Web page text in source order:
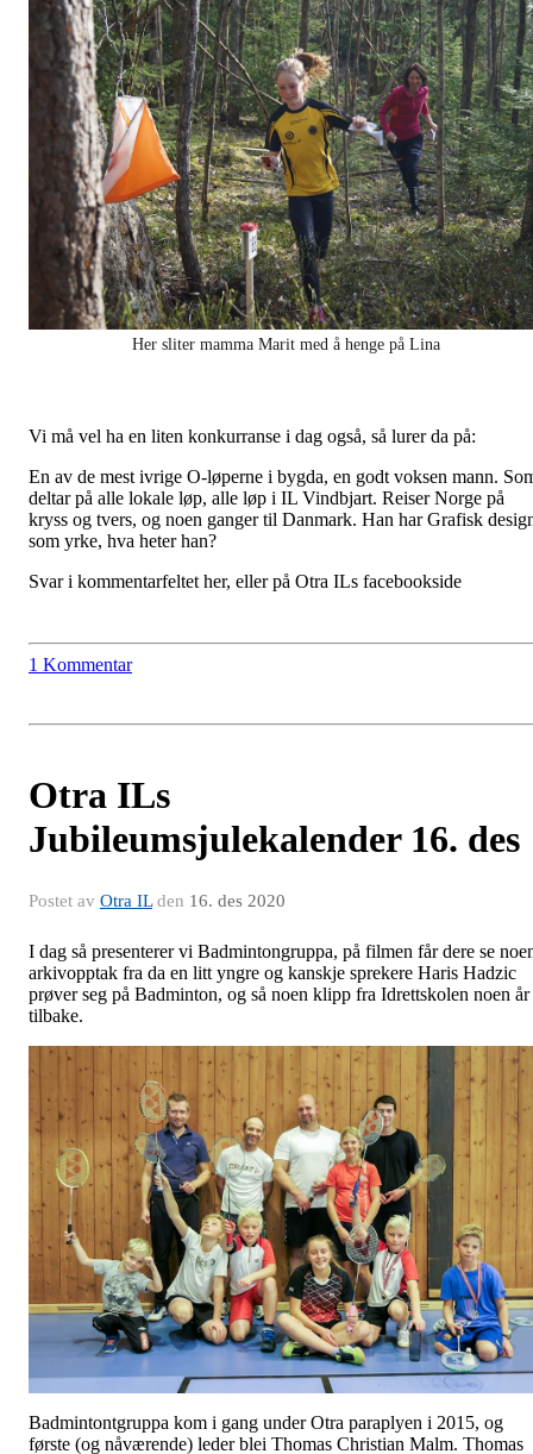
Her sliter mamma Marit med å henge på Lina
Vi må vel ha en liten konkurranse i dag også, så lurer da på:
En av de mest ivrige O-løperne i bygda, en godt voksen mann.
deltar på alle lokale løp, alle løp i IL Vindbjart. Reiser Norge på
kryss og tvers, og noen ganger til Danmark. Han har Grafisk
som yrke, hva heter han?
Svar i kommentarfeltet her, eller på Otra ILs facebookside
1 Kommentar
Otra ILs
Jubileumsjulekalender 16. des
Postet av Otra ILden 16. des 2020
I dag så presenterer vi Badmintongruppa, på filmen får dere se
arkivopptak fra da en litt yngre og kanskje sprekere Haris Hadzic
prøver seg på Badminton, og så noen klipp fra Idrettskolen noen år
tilbake.
Badmintontgruppa kom i gang under Otra paraplyen i 2015, og
første (og nåværende) leder blei Thomas Christian Malm. Thomas